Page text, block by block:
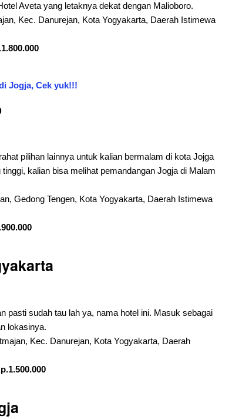
Aveta yang letaknya dekat dengan Malioboro.
Kec. Danurejan, Kota Yogyakarta, Daerah Istimewa
Jogja, Cek yuk!!!
pilihan lainnya untuk kalian bermalam di kota Jojga
kalian bisa melihat pemandangan Jogja di Malam
Gedong Tengen, Kota Yogyakarta, Daerah Istimewa
pasti sudah tau lah ya, nama hotel ini. Masuk sebagai
lokasinya.
Kec. Danurejan, Kota Yogyakarta, Daerah